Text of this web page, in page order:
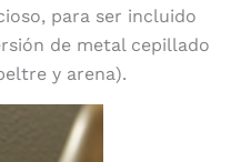
para ser incluido
de metal cepillado
y arena).